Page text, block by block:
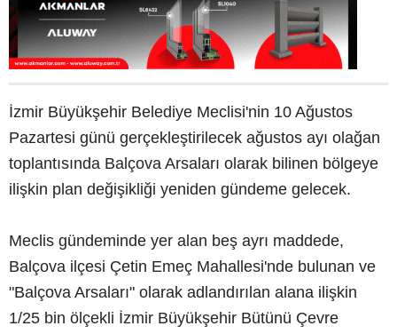
İzmir Büyükşehir Belediye Meclisi'nin 10 Ağustos
Pazartesi günü gerçekleştirilecek ağustos ayı olağan
toplantısında Balçova Arsaları olarak bilinen bölgeye
ilişkin plan değişikliği yeniden gündeme gelecek.
Meclis gündeminde yer alan beş ayrı maddede,
Balçova ilçesi Çetin Emeç Mahallesi'nde bulunan ve
"Balçova Arsaları" olarak adlandırılan alana ilişkin
1/25 bin ölçekli İzmir Büyükşehir Bütünü Çevre